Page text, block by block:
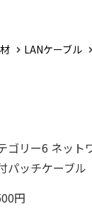
LANケーブル
ゴリー6 ネット
パッチケーブル
円